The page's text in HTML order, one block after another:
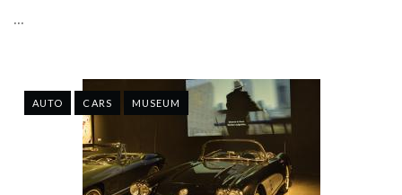
...
AUTO CARS MUSEUM